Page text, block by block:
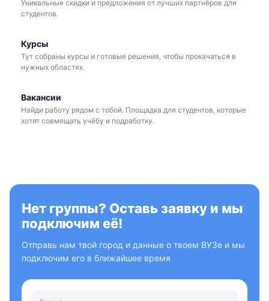
Уникальные скидки и предложения от лучших партнёров для
студентов.
Курсы
Тут собраны курсы и готовые решения, чтобы прокачаться в
нужных областях.
Вакансии
Найди работу рядом с тобой. Площадка для студентов, которые
хотят совмещать учёбу и подработку.
Нет группы? Оставь заявку и мы
подключим её!
Отправь нам твой город и данные о твоем ВУЗе и мы
подключим его в ближайшее время